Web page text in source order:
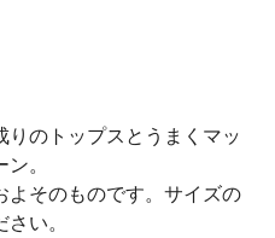
のトップスとうまくマッ
。
そのものです。サイズの
い。